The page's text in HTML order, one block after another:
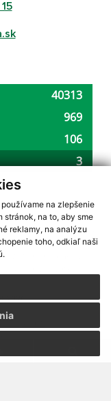
na zlepšenie
na to, aby sme
reklamy, na analýzu
toho, odkiaľ naši
s využitím RSS
stránok,web portál
registrácia domény